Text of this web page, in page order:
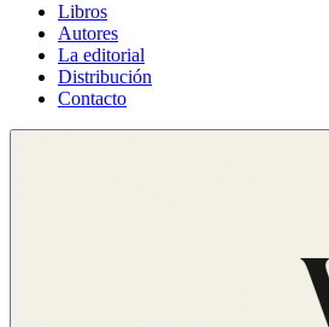
Libros
Autores
La editorial
Distribución
Contacto